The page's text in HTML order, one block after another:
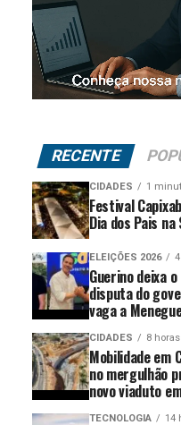
RECENTE
CIDADES 1
Festival
Dia dos Pais
ELEIÇÕES 2026
Guerino deixa
disputa do
vaga a
CIDADES 8
Mobilidade em
no mergulhão
novo viaduto
TECNOLOGIA 14